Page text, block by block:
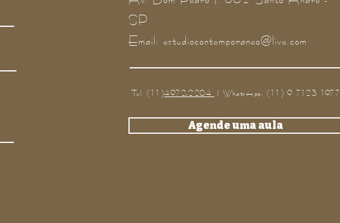
SP
Email:estudiocontemporaneo@live.com
Tel: (11)4972-2204 I WhatsApp: (11) 9 7123 1977
Agende uma aula